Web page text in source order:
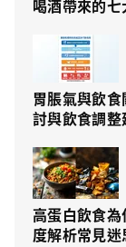
喝酒帶來的
胃脹氣與飲
討與飲食調整
高蛋白飲食
度解析常見迷